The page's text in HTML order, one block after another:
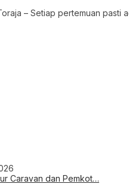
– Setiap pertemuan pasti
Caravan dan Pemkot…